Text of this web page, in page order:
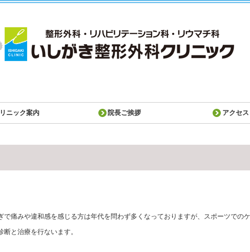
ニック案内 院長ご挨拶 アクセス
痛みや違和感を感じる方は年代を問わず多くなっておりますが、スポーツでの
と治療を行ないます。